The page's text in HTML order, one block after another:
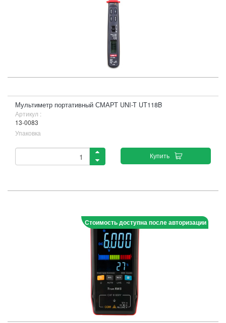
Мультиметр портативный СМАРТ UNI-T UT118B
Артикул :
13-0083
Упаковка
Купить
Стоимость доступна после авторизации